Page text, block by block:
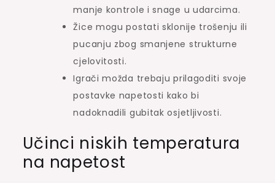
manje kontrole i snage u udarcima.
Žice mogu postati sklonije trošenju ili
pucanju zbog smanjene strukturne
cjelovitosti.
Igrači možda trebaju prilagoditi svoje
postavke napetosti kako bi
nadoknadili gubitak osjetljivosti.
Učinci niskih temperatura
na napetost